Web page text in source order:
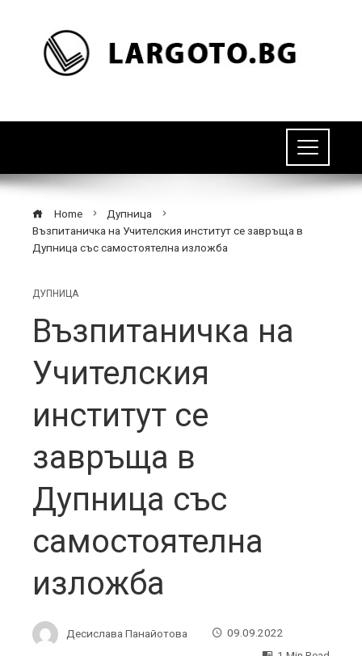
Home
Дупница
Възпитаничка на Учителския институт се завръща в
Дупница със самостоятелна изложба
ДУПНИЦА
Възпитаничка на
Учителския
институт се
завръща в
Дупница със
самостоятелна
изложба
Десислава Панайотова
09.09.2022